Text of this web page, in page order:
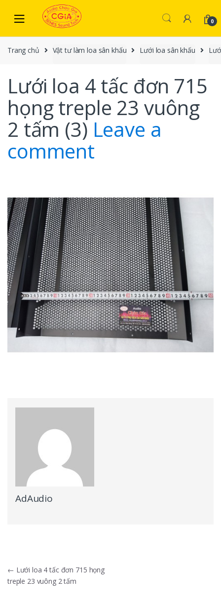
Skip to navigation
0
Trang chủ Vật tư làm loa sân khấu Lưới loa sân khấu
Lưới loa 4 tấc đơn 715
họng treple 23 vuông
2 tấm (3) Leave a
comment
AdAudio
Điều hướng bài viết
← Lưới loa 4 tấc đơn 715 họng
treple 23 vuông 2 tấm